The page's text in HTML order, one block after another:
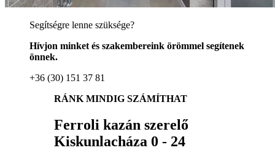
Segítségre lenne szüksége?
Hívjon minket és szakembereink örömmel segítenek
önnek.
+36 (30) 151 37 81
RÁNK MINDIG SZÁMÍTHAT
Ferroli kazán szerelő
Kiskunlacháza 0 - 24